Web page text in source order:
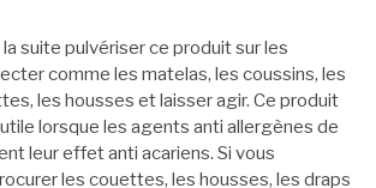
suite pulvériser ce produit sur les
comme les matelas, les coussins, les
les housses et laisser agir. Ce produit
lorsque les agents anti allergènes de
leur effet anti acariens. Si vous
les couettes, les housses, les draps